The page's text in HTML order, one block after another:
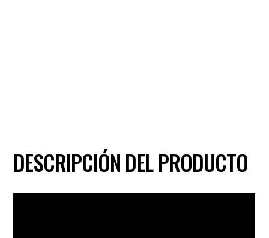
DESCRIPCIÓN DEL PRODUCTO